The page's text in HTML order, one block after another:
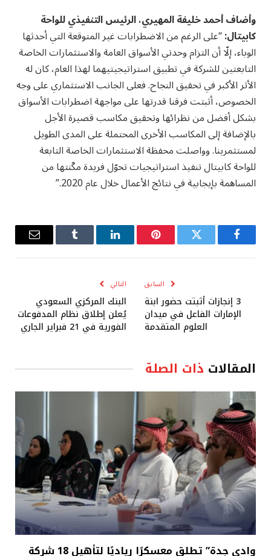
وأضاف أحمد خليفة المهيري، الرئيس التنفيذي للواحة
كابيتال:“على الرغم من الاضطرابات غير المتوقعة التي أحدثها
الوباء، إلّا أن التزام وحدتي الأسواق العامة والاستثمارات الخاصة
التابعتين للشركة في تطبيق استراتيجيتيهما لهذا العام، كان له
الأثر الأكبر في تحقيق النجاح. فعلى الجانب الاستثماري على وجه
الخصوص، أثبتت فرقنا قدرتها على مواجهة اضطرابات الأسواق
بشكل أفضل من نظرائها وتحقيق مكاسب قصيرة الأجل
بالإضافة إلى المكاسب الأخرى المحتملة على المدى الطويل
لمستثمرينا. وواصلت محفظة الاستثمارات الخاصة التابعة
للواحة كابيتال تنفيذ استراتيجيات تحوّل فريدة مكّنتها من
المساهمة بإيجابية في نتائج الأعمال خلال عام 2020.”
فيسبوك تويتر بينتيريستلينكدإن Tumblr
البريد
السابق
3 إنجازات أثبتت حضور ابنة
الإمارات الفاعل في ميدان
العلوم المتقدمة
التالي
البنك المركزي السعودي
يُعلن إطلاق نظام المدفوعات
الفورية في 21 فبراير الجاري
المقالات ذات الصلة
وادي جدة” تطلق معسكرًا رياديًا لتأهيل 18 شركة